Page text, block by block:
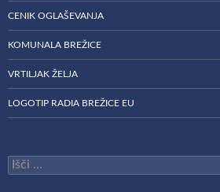
CENIK OGLAŠEVANJA
KOMUNALA BREŽICE
VRTILJAK ŽELJA
LOGOTIP RADIA BREŽICE EU
Išči: